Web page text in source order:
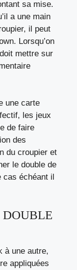
sa mise.
a une main
il peut
Lorsqu’on
mettre sur
une carte
les jeux
de faire
des
du croupier et
le double de
cas échéant il
DOUBLE
à une autre,
appliquées